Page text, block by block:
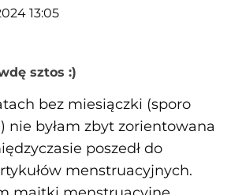
13:05
5 spośród 5 gwiazdek
sztos :)
bez miesiączki (sporo
nie byłam zbyt zorientowana
poszedł do
menstruacyjnych.